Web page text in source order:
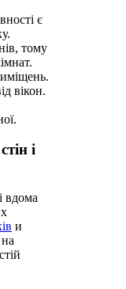
є
тому
вікон.
і
вдома
и